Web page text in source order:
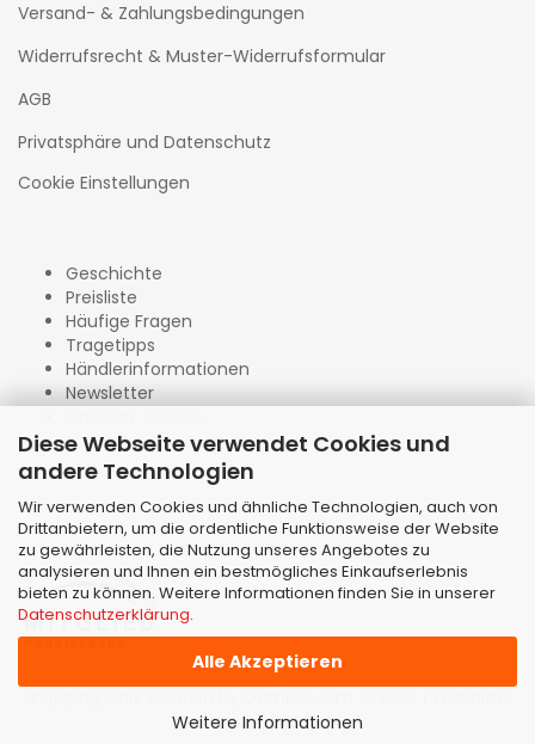
Diese Webseite verwendet Cookies und
andere Technologien
Wir verwenden Cookies und ähnliche Technologien, auch von
Drittanbietern, um die ordentliche Funktionsweise der Website
zu gewährleisten, die Nutzung unseres Angebotes zu
analysieren und Ihnen ein bestmögliches Einkaufserlebnis
bieten zu können. Weitere Informationen finden Sie in unserer
Datenschutzerklärung.
Alle Akzeptieren
Weitere Informationen
Versand- & Zahlungsbedingungen
Widerrufsrecht & Muster-Widerrufsformular
AGB
Privatsphäre und Datenschutz
Cookie Einstellungen
Geschichte
Preisliste
Häufige Fragen
Tragetipps
Händlerinformationen
Newsletter
vonJungCreative.